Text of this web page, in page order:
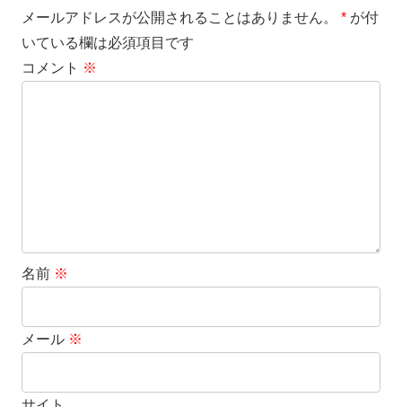
メールアドレスが公開されることはありません。 * が付
いている欄は必須項目です
コメント ※
名前 ※
メール ※